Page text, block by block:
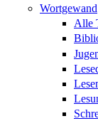
Wortgewand
Alle